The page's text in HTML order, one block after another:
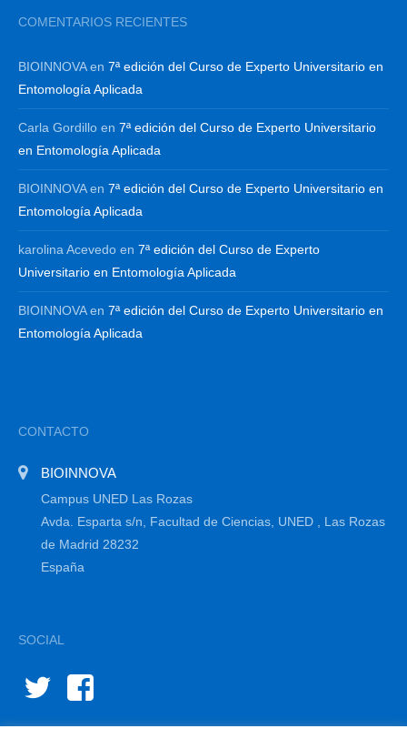
COMENTARIOS RECIENTES
BIOINNOVAen 7ª edición del Curso de Experto Universitario en
Entomología Aplicada
Carla Gordillo en 7ª edición del Curso de Experto Universitario
en Entomología Aplicada
BIOINNOVAen 7ª edición del Curso de Experto Universitario en
Entomología Aplicada
karolina Acevedo en 7ª edición del Curso de Experto
Universitario en Entomología Aplicada
BIOINNOVAen 7ª edición del Curso de Experto Universitario en
Entomología Aplicada
CONTACTO
BIOINNOVA
Campus UNED Las Rozas
Avda. Esparta s/n, Facultad de Ciencias, UNED , Las Rozas
de Madrid 28232
España
SOCIAL